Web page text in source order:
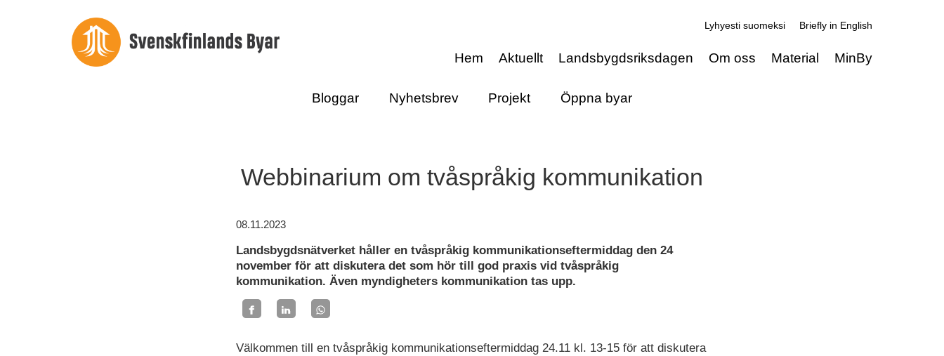
Lyhyesti suomeksi Briefly in English
Hem Aktuellt Landsbygdsriksdagen Om oss Material MinBy
Bloggar Nyhetsbrev Projekt Öppna byar
Webbinarium om tvåspråkig kommunikation
08.11.2023
Landsbygdsnätverket håller en tvåspråkig kommunikationseftermiddag den 24
november för att diskutera det som hör till god praxis vid tvåspråkig
kommunikation. Även myndigheters kommunikation tas upp.
Välkommen till en tvåspråkig kommunikationseftermiddag 24.11 kl. 13-15 för att diskutera